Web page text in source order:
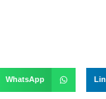
WhatsApp